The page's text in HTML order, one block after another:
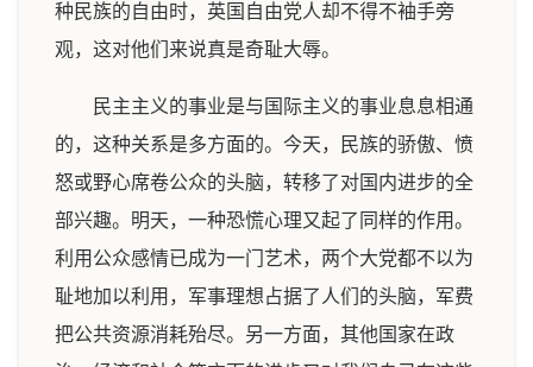
种民族的自由时，英国自由党人却不得不袖手旁
观，这对他们来说真是奇耻大辱。
民主主义的事业是与国际主义的事业息息相通
的，这种关系是多方面的。今天，民族的骄傲、愤
怒或野心席卷公众的头脑，转移了对国内进步的全
部兴趣。明天，一种恐慌心理又起了同样的作用。
利用公众感情已成为一门艺术，两个大党都不以为
耻地加以利用，军事理想占据了人们的头脑，军费
把公共资源消耗殆尽。另一方面，其他国家在政